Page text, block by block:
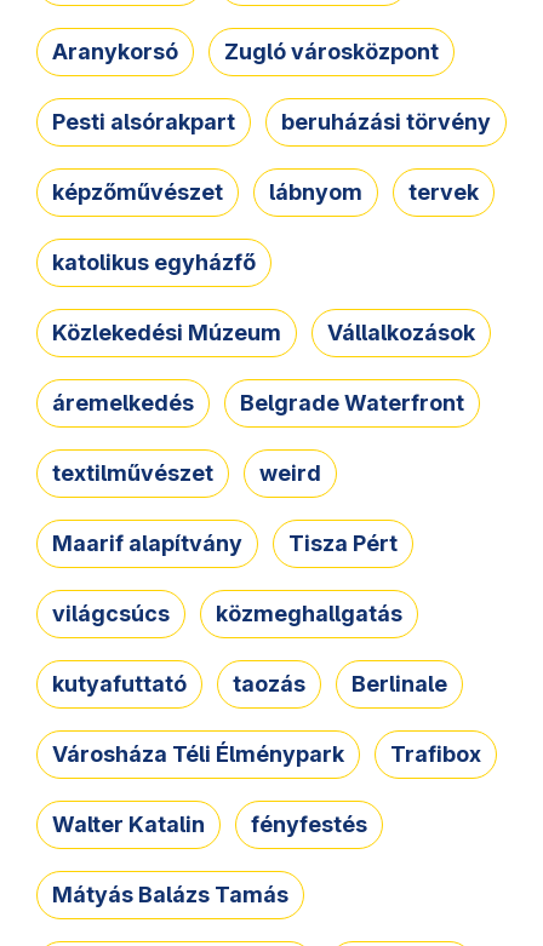
Aranykorsó Zugló városközpont
Pesti alsórakpart beruházási törvény
képzőművészet lábnyom tervek
katolikus egyházfő
Közlekedési Múzeum Vállalkozások
áremelkedés Belgrade Waterfront
textilművészet weird
Maarif alapítvány Tisza Pért
világcsúcs közmeghallgatás
kutyafuttató taozás Berlinale
Városháza Téli Élménypark Trafibox
Walter Katalin fényfestés
Mátyás Balázs Tamás